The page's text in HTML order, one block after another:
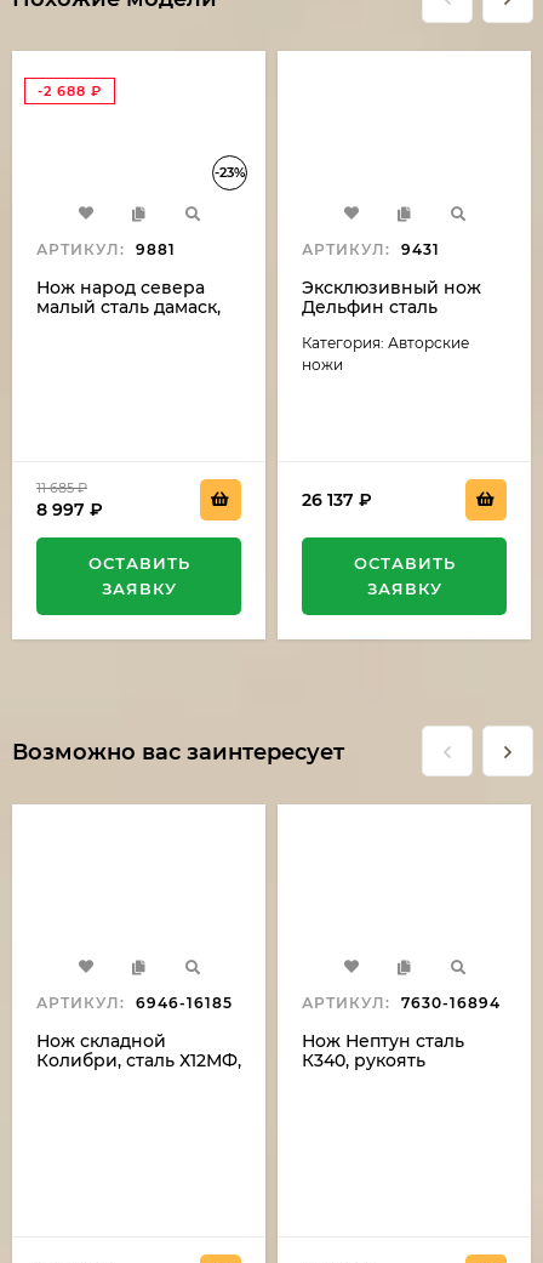
-23%
-2 688 ₽
АРТИКУЛ: 9881
Нож народ севера
малый сталь дамаск,
11 685₽
8 997 ₽
ОСТАВИТЬ
ЗАЯВКУ
АРТИКУЛ: 9431
Эксклюзивный нож
Дельфин сталь
(никелирование),
рукоять резная,
Категория: Авторские
ножи
26 137 ₽
ОСТАВИТЬ
ЗАЯВКУ
Возможно вас заинтересует
АРТИКУЛ: 6946-16185
Нож складной
Колибри, сталь Х12МФ,
АРТИКУЛ: 7630-16894
Нож Нептун сталь
К340, рукоять